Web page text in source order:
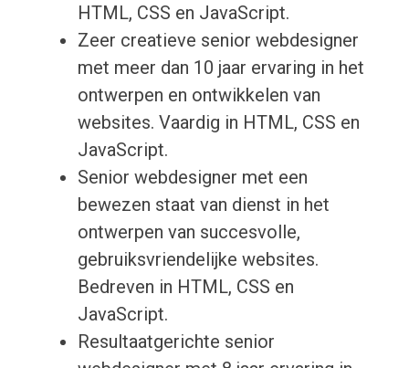
HTML, CSS en JavaScript.
Zeer creatieve senior webdesigner
met meer dan 10 jaar ervaring in het
ontwerpen en ontwikkelen van
websites. Vaardig in HTML, CSS en
JavaScript.
Senior webdesigner met een
bewezen staat van dienst in het
ontwerpen van succesvolle,
gebruiksvriendelijke websites.
Bedreven in HTML, CSS en
JavaScript.
Resultaatgerichte senior